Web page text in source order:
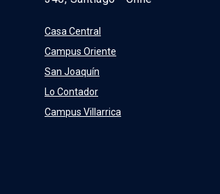
Casa Central
Campus Oriente
San Joaquín
Lo Contador
Campus Villarrica